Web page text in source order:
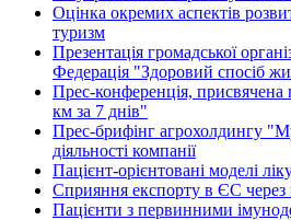
Оцінка окремих аспектів
туризм
Презентація громадської
Федерація "Здоровий спосіб
Прес-конференція, присвячена
км за 7 днів"
Прес-брифінг агрохолдингу
діяльності компанії
Пацієнт-орієнтовані моделі
Сприяння експорту в ЄС через
Пацієнти з первинними